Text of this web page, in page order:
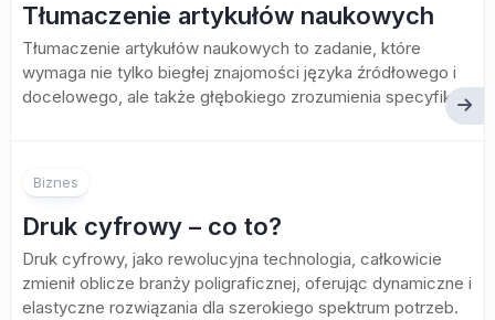
Tłumaczenie artykułów naukowych
Tłumaczenie artykułów naukowych to zadanie, które
wymaga nie tylko biegłej znajomości języka źródłowego i
docelowego, ale także głębokiego zrozumienia specyfiki...
Biznes
Druk cyfrowy – co to?
Druk cyfrowy, jako rewolucyjna technologia, całkowicie
zmienił oblicze branży poligraficznej, oferując dynamiczne i
elastyczne rozwiązania dla szerokiego spektrum potrzeb.